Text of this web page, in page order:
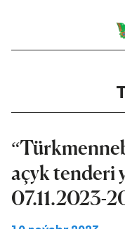
açyk tenderi
07.11.2023-